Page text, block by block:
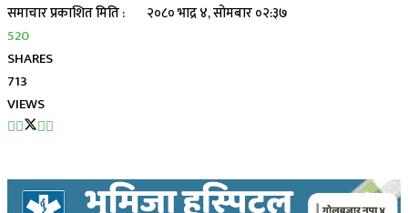
समाचार प्रकाशित मिति :
२०८० भाद्र ४, सोमबार ०२:३७
520
SHARES
713
VIEWS